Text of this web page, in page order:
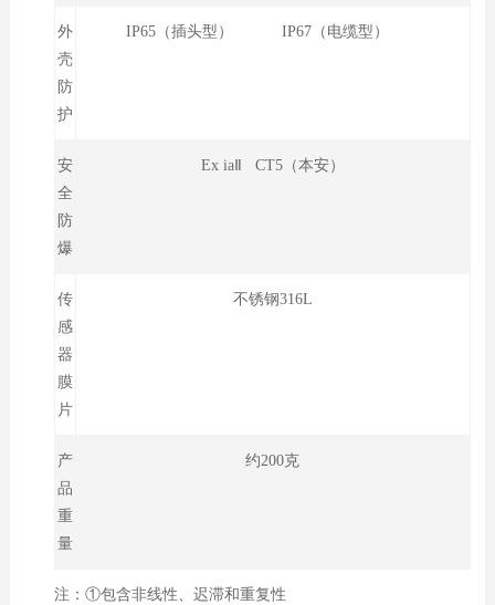
外
壳
防
护
IP65（插头型） IP67（电缆型）
安
全
防
爆
Ex iaⅡ CT5（本安）
传
感
器
膜
片
不锈钢316L
产
品
重
量
约200克
注：①包含非线性、迟滞和重复性